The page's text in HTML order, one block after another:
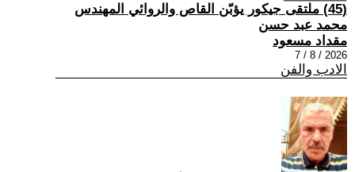
(45) ملتقى جيكور يؤبّن القاص والروائي المهندس
محمد عبد حسن
مقداد مسعود
2026 / 8 / 7
الادب والفن